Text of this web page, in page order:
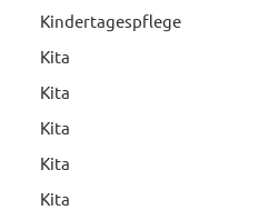
Kindertagespflege
Kita
Kita
Kita
Kita
Kita